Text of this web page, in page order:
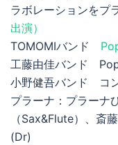
ラボレーションをプ
出演）
TOMOMIバンド
工藤由佳バンド
小野健吾バンド コ
プラーナ：プラー
（Sax&Flute）、斎
(Dr)